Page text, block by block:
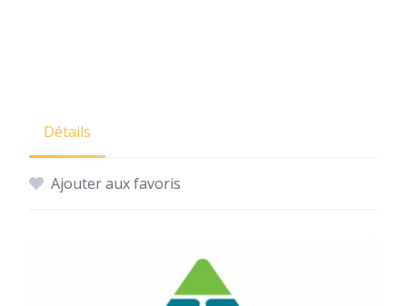
Détails
Ajouter aux favoris